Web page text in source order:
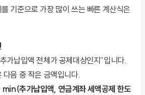
기준으로 가장 많이 쓰는 빠른 계산식은
가납입액 전체가 공제대상인지”입니다.
음 중 작은 금액입니다.
추가납입액, 연금계좌 세액공제 한도